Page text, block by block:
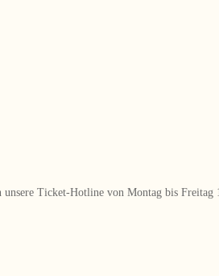
Ticket-Hotline von Montag bis